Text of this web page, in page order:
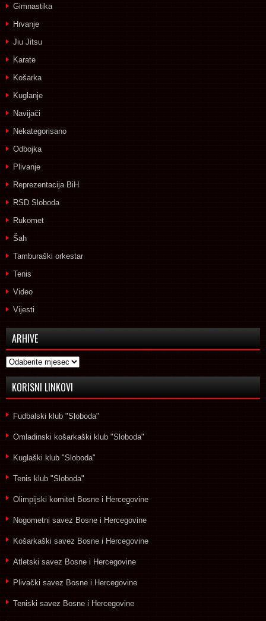
Gimnastika
Hrvanje
Jiu Jitsu
Karate
Košarka
Kuglanje
Navijači
Nekategorisano
Odbojka
Plivanje
Reprezentacija BiH
RSD Sloboda
Rukomet
Šah
Tamburaški orkestar
Tenis
Video
Vijesti
ARHIVE
Arhive
KORISNI LINKOVI
Fudbalski klub "Sloboda"
Omladinski košarkaški klub "Sloboda"
Kuglaški klub "Sloboda"
Tenis klub "Sloboda"
Olimpijski komitet Bosne i Hercegovine
Nogometni savez Bosne i Hercegovine
Košarkaški savez Bosne i Hercegovine
Atletski savez Bosne i Hercegovine
Plivački savez Bosne i Hercegovine
Teniski savez Bosne i Hercegovine